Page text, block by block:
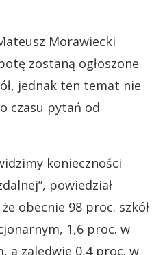
Morawiecki
zostaną ogłoszone
jednak ten temat nie
czasu pytań od
konieczności
powiedział
obecnie 98 proc. szkół
1,6 proc. w
a zaledwie 0,4 proc. w